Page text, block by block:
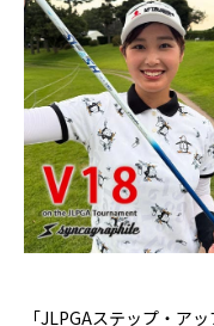
「JLPGAステップ・ア